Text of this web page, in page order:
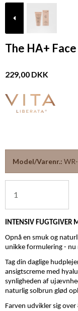
The HA+ Face
229,00 DKK
Model/Varenr.:
INTENSIV FUGTGIVER
Opnå en smuk og
unikke formulering - nu
Tag din daglige
ansigtscreme med
synligheden af
naturlig solbrun glød
Farven udvikler sig